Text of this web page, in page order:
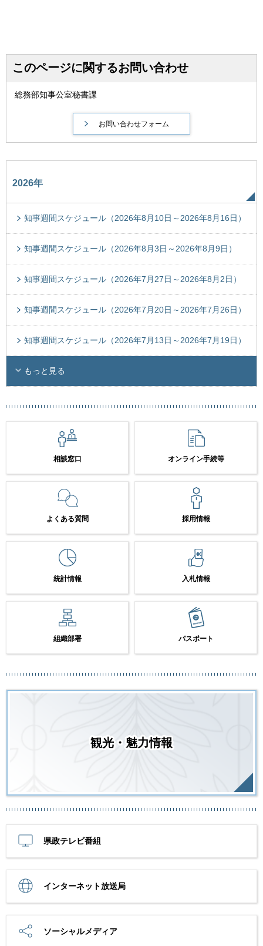
このページに関するお問い合わせ
総務部知事公室秘書課
2026年
知事週間スケジュール（2026年8月10日～2026年8月16日）
知事週間スケジュール（2026年8月3日～2026年8月9日）
知事週間スケジュール（2026年7月27日～2026年8月2日）
知事週間スケジュール（2026年7月20日～2026年7月26日）
知事週間スケジュール（2026年7月13日～2026年7月19日）
もっと見る
相談窓口 オンライン手続等
よくある質問 採用情報
統計情報 入札情報
組織部署 パスポート
観光・魅力情報
県政テレビ番組
インターネット放送局
ソーシャルメディア